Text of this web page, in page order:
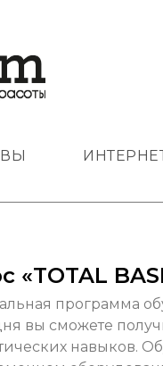
«TOTAL
программа
вы сможете
навыков.